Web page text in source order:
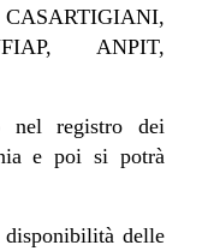
ANPIT,
nel registro dei
e poi si potrà
disponibilità delle